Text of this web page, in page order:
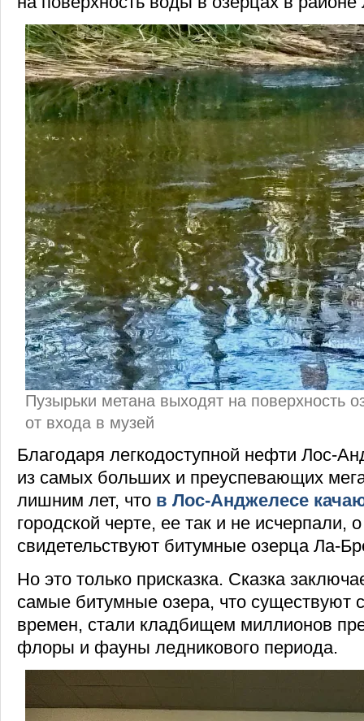
Пузырьки метана выходят на поверхность
от входа в музей
Благодаря легкодоступной нефти Лос-
из самых больших и преуспевающих
лишним лет, что в Лос-Анджелесе
городской черте, ее так и не исчерпали,
свидетельствуют битумные озерца Ла-
Но это только присказка. Сказка
самые битумные озера, что существуют
времен, стали кладбищем миллионов
флоры и фауны ледникового периода.